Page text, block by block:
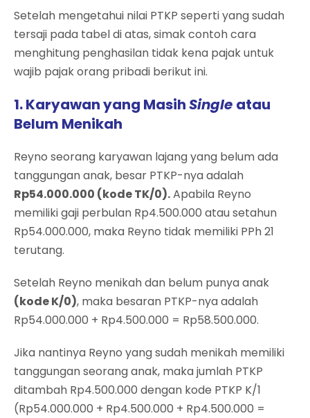
Setelah mengetahui nilai PTKP seperti yang sudah
tersaji pada tabel di atas, simak contoh cara
menghitung penghasilan tidak kena pajak untuk
wajib pajak orang pribadi berikut ini.
1. Karyawan yang MasihSingle atau
Belum Menikah
Reyno seorang karyawan lajang yang belum ada
tanggungan anak, besar PTKP-nya adalah
Rp54.000.000 (kode TK/0).Apabila Reyno
memiliki gaji perbulan Rp4.500.000 atau setahun
Rp54.000.000, maka Reyno tidak memiliki PPh 21
terutang.
Setelah Reyno menikah dan belum punya anak
(kode K/0), maka besaran PTKP-nya adalah
Rp54.000.000 + Rp4.500.000 = Rp58.500.000.
Jika nantinya Reyno yang sudah menikah memiliki
tanggungan seorang anak, maka jumlah PTKP
ditambah Rp4.500.000 dengan kode PTKP K/1
(Rp54.000.000 + Rp4.500.000 + Rp4.500.000 =